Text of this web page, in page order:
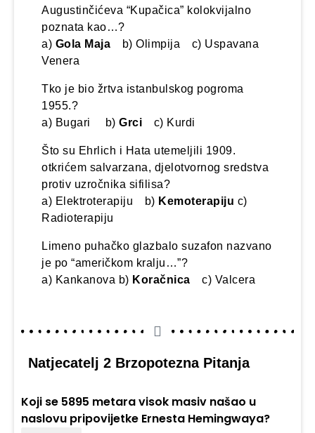
Augustinčićeva “Kupačica” kolokvijalno
poznata kao…?
a) Gola Maja
b) Olimpija c) Uspavana
Venera
Tko je bio žrtva istanbulskog pogroma
1955.?
a) Bugari b)Grci c) Kurdi
Što su Ehrlich i Hata utemeljili 1909.
otkrićem salvarzana, djelotvornog sredstva
protiv uzročnika sifilisa?
a) Elektroterapiju b) Kemoterapiju c)
Radioterapiju
Limeno puhačko glazbalo suzafon nazvano
je po “američkom kralju…”?
a) Kankanova b) Koračnica c) Valcera
Natjecatelj 2 Brzopotezna Pitanja
Koji se 5895 metara visok masiv našao u
naslovu pripovijetke Ernesta Hemingwaya?